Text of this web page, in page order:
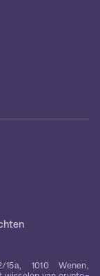
15a, 1010 Wenen,